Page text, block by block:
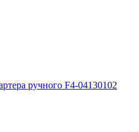
ручного F4-04130102